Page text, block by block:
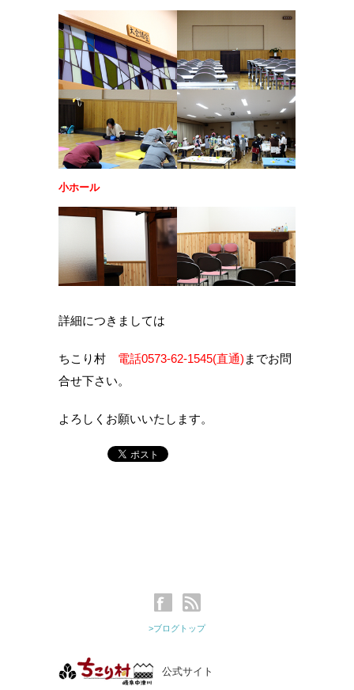
小ホール
詳細につきましては
ちこり村 電話0573‐62‐1545(直通) までお問
合せ下さい。
よろしくお願いいたします。
>ブログトップ
公式サイト